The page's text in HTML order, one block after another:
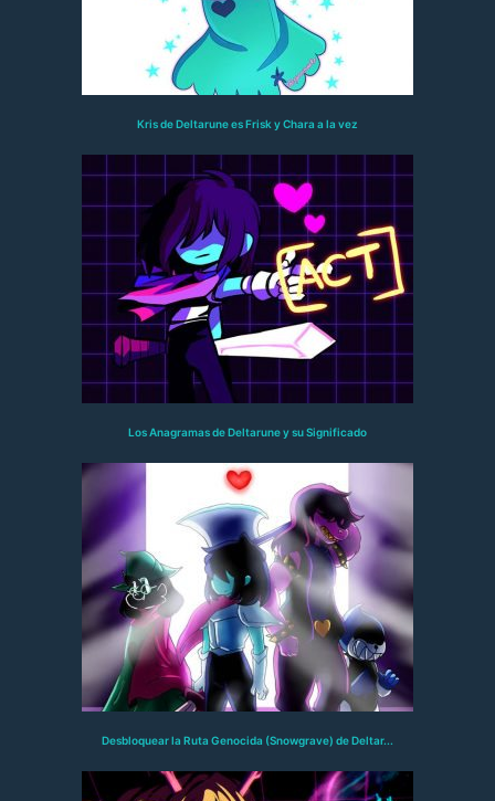
Kris de Deltarune es Frisk y Chara a la vez
Los Anagramas de Deltarune y su Significado
Desbloquear la Ruta Genocida (Snowgrave) de Deltar...